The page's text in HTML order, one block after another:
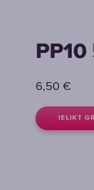
6,50 €
IELIKT